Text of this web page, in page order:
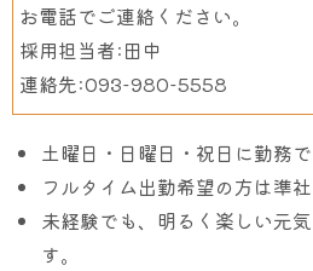
お電話でご連絡ください。
採用担当者:田中
連絡先:093-980-5558
土曜日・日曜日・祝日に勤務
フルタイム出勤希望の方は準社
未経験でも、明るく楽しい元
す。